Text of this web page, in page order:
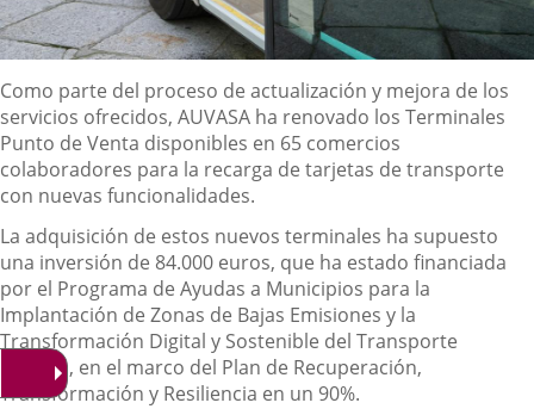
Descripción
Como parte del proceso de actualización y mejora de los
servicios ofrecidos, AUVASA ha renovado los Terminales
Punto de Venta disponibles en 65 comercios
colaboradores para la recarga de tarjetas de transporte
con nuevas funcionalidades.
La adquisición de estos nuevos terminales ha supuesto
una inversión de 84.000 euros, que ha estado financiada
por el Programa de Ayudas a Municipios para la
Implantación de Zonas de Bajas Emisiones y la
Transformación Digital y Sostenible del Transporte
Urbano, en el marco del Plan de Recuperación,
Transformación y Resiliencia en un 90%.